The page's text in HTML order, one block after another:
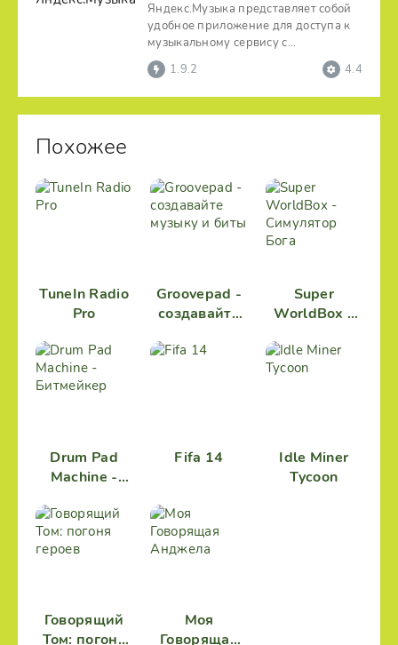
Яндекс.Музыка представляет собой
удобное приложение для доступа к
музыкальному сервису с
аналогичным названием.
1.9.2 4.4
Похожее
TuneIn Radio
Pro
Groovepad -
создавайте
биты
Super
WorldBox -
Бога
Drum Pad
Machine -
Fifa 14
Idle Miner
Tycoon
Говорящий
Том: погоня
Моя
Говорящая